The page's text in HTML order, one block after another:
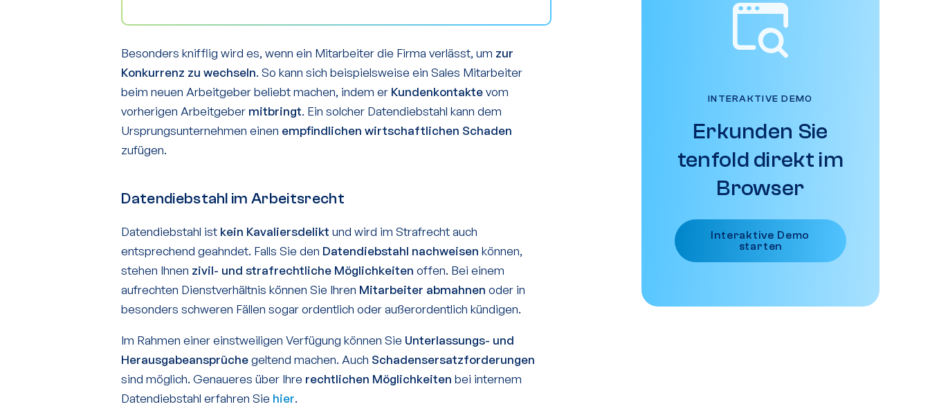
Besonders knifflig wird es, wenn ein Mitarbeiter die Firma verlässt, um zur
Konkurrenz zu wechseln. So kann sich beispielsweise ein Sales Mitarbeiter
beim neuen Arbeitgeber beliebt machen, indem er Kundenkontaktevom
vorherigen Arbeitgeber mitbringt. Ein solcher Datendiebstahl kann dem
Ursprungsunternehmen einen empfindlichen wirtschaftlichen Schaden
zufügen.
Datendiebstahl im Arbeitsrecht
Datendiebstahl ist kein Kavaliersdelikt und wird im Strafrecht auch
entsprechend geahndet. Falls Sie den Datendiebstahl nachweisen können,
stehen Ihnen zivil- und strafrechtliche Möglichkeiten offen. Bei einem
aufrechten Dienstverhältnis können Sie Ihren Mitarbeiter abmahnen oder in
besonders schweren Fällen sogar ordentlich oder außerordentlich kündigen.
Im Rahmen einer einstweiligen Verfügung können Sie Unterlassungs- und
Herausgabeansprüchegeltend machen. Auch Schadensersatzforderungen
sind möglich. Genaueres über Ihre rechtlichen Möglichkeiten bei internem
Datendiebstahl erfahren Sie hier.
INTERAKTIVE DEMO
Erkunden Sie
tenfold direkt im
Browser
Interaktive Demo
starten